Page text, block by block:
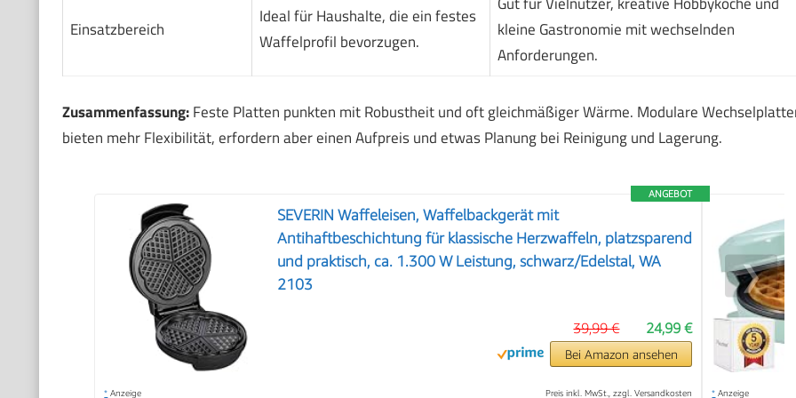
Einsatzbereich
Ideal für Haushalte, die ein festes
Waffelprofil bevorzugen.
kleine Gastronomie mit wechselnden
Anforderungen.
Zusammenfassung:Feste Platten punkten mit Robustheit und oft gleichmäßiger Wärme. Modulare
bieten mehr Flexibilität, erfordern aber einen Aufpreis und etwas Planung bei Reinigung und Lagerung.
ANGEBOT
SEVERIN Waffeleisen, Waffelbackgerät mit
Antihaftbeschichtung für klassische Herzwaffeln, platzsparend
und praktisch, ca. 1.300 W Leistung, schwarz/Edelstal, WA
2103
24,99 €
39,99 €
Bei Amazon ansehen
* Anzeige Preis inkl. MwSt., zzgl. Versandkosten * Anzeige
❯